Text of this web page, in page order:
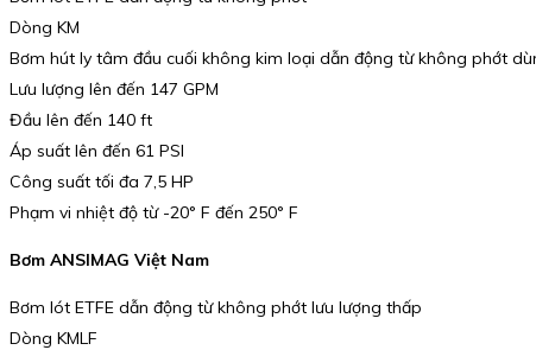
Dòng KM
Bơm hút ly tâm đầu cuối không kim loại dẫn động từ không phớt
Lưu lượng lên đến 147 GPM
Đầu lên đến 140 ft
Áp suất lên đến 61 PSI
Công suất tối đa 7,5 HP
Phạm vi nhiệt độ từ -20° F đến 250° F
Bơm ANSIMAG Việt Nam
Bơm lót ETFE dẫn động từ không phớt lưu lượng thấp
Dòng KMLF